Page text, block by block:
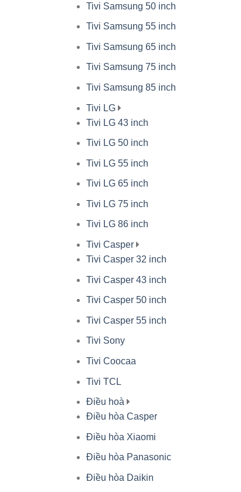
Tivi Samsung 50 inch
Tivi Samsung 55 inch
Tivi Samsung 65 inch
Tivi Samsung 75 inch
Tivi Samsung 85 inch
Tivi LG
Tivi LG 43 inch
Tivi LG 50 inch
Tivi LG 55 inch
Tivi LG 65 inch
Tivi LG 75 inch
Tivi LG 86 inch
Tivi Casper
Tivi Casper 32 inch
Tivi Casper 43 inch
Tivi Casper 50 inch
Tivi Casper 55 inch
Tivi Sony
Tivi Coocaa
Tivi TCL
Điều hoà
Điều hòa Casper
Điều hòa Xiaomi
Điều hòa Panasonic
Điều hòa Daikin